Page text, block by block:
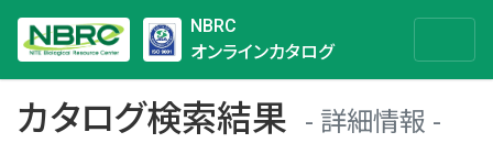
NBRC
オンラインカタログ
カタログ検索結果
詳細情報